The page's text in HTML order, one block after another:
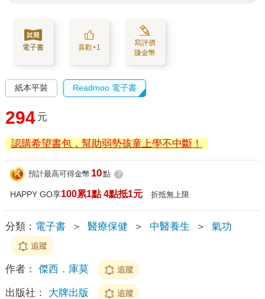
電子書 喜歡+1
寫評價
賺金幣
紙本平裝 Readmoo 電子書
294 元
認購希望書包，幫助弱勢孩童上學不中斷！
預計最高可得金幣 10點 ?
HAPPY GO享100累1點 4點抵1元 折抵無上限
分類： 電子書 ＞ 醫療保健 ＞ 中醫養生 ＞ 氣功
追蹤
作者： 傑西．庫莫 追蹤
出版社： 大牌出版 追蹤